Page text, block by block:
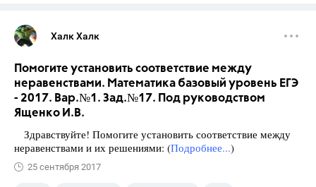
Халк Халк
Помогите установить соответствие между
неравенствами. Математика базовый уровень ЕГЭ
- 2017. Вар.№1. Зад.№17. Под руководством
Ященко И.В.
Здравствуйте! Помогите установить соответствие между
неравенствами и их решениями: (Подробнее...)
25 сентября 2017